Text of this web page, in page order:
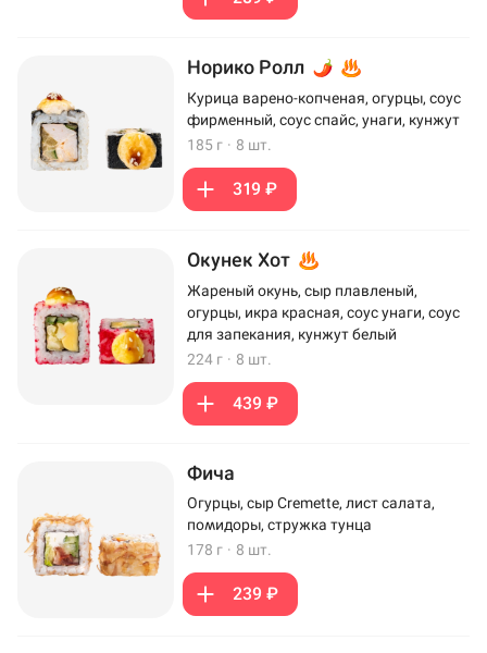
Норико Ролл
Курица варено-копченая, огурцы, соус
фирменный, соус спайс, унаги, кунжут
185 г · 8 шт.
319 ₽
Окунек Хот
Жареный окунь, сыр плавленый,
огурцы, икра красная, соус унаги, соус
для запекания, кунжут белый
224 г · 8 шт.
439 ₽
Фича
Огурцы, сыр Cremette, лист салата,
помидоры, стружка тунца
178 г · 8 шт.
239 ₽